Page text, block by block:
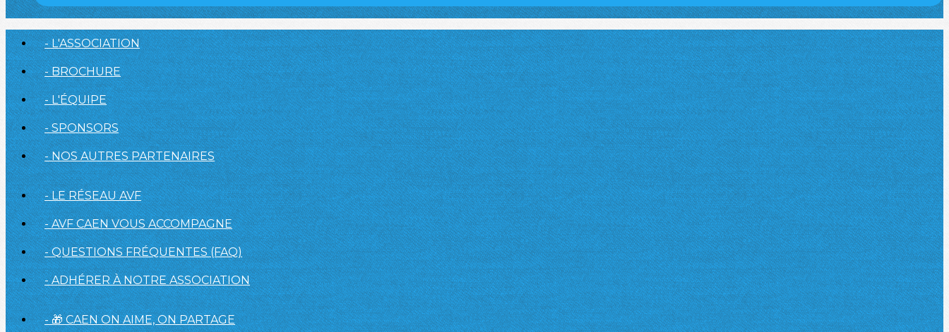
- L'ASSOCIATION
- BROCHURE
- L'ÉQUIPE
- SPONSORS
- NOS AUTRES PARTENAIRES
- LE RÉSEAU AVF
- AVF CAEN VOUS ACCOMPAGNE
- QUESTIONS FRÉQUENTES (FAQ)
- ADHÉRER À NOTRE ASSOCIATION
- 🎁 CAEN ON AIME, ON PARTAGE